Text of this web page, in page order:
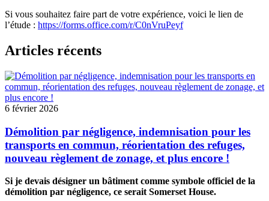
Si vous souhaitez faire part de votre expérience, voici le lien de
l’étude : https://forms.office.com/r/C0nVruPeyf
Articles récents
6 février 2026
Démolition par négligence, indemnisation pour les
transports en commun, réorientation des refuges,
nouveau règlement de zonage, et plus encore !
Si je devais désigner un bâtiment comme symbole officiel de la
démolition par négligence, ce serait Somerset House.